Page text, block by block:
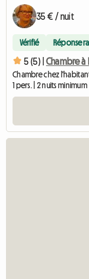
35 € / nuit
Vérifié Réponse
5 (5) | Chambre à
Chambre chez l'habitant
1 pers. | 2 nuits minimum